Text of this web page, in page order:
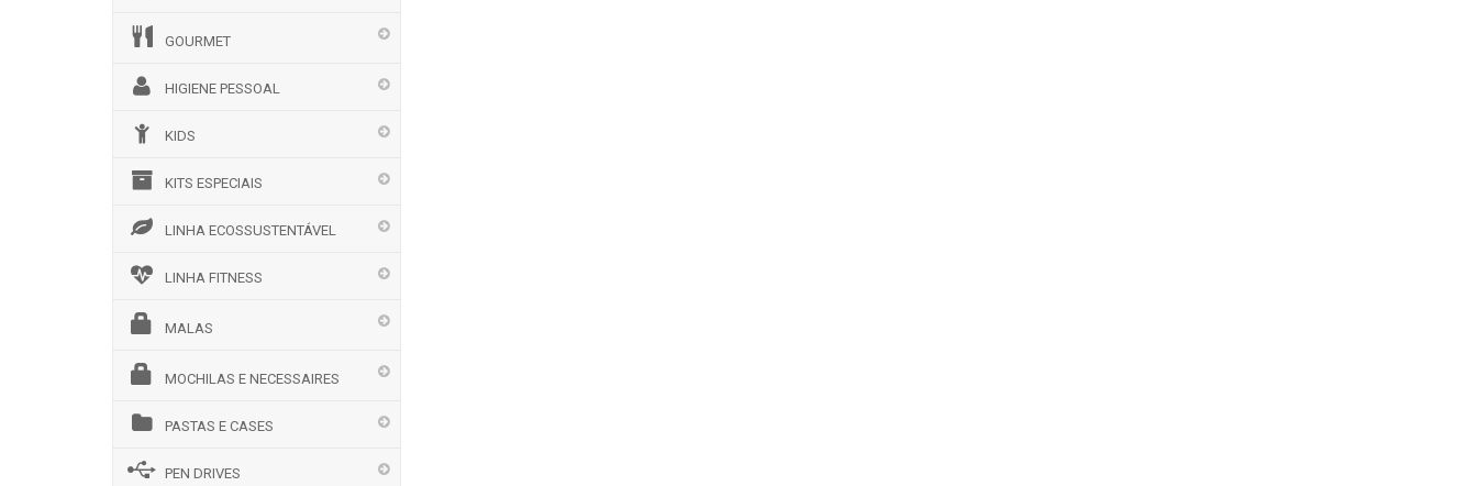
GOURMET
HIGIENE PESSOAL
KIDS
KITS ESPECIAIS
LINHA ECOSSUSTENTÁVEL
LINHA FITNESS
MALAS
MOCHILAS E NECESSAIRES
PASTAS E CASES
PEN DRIVES